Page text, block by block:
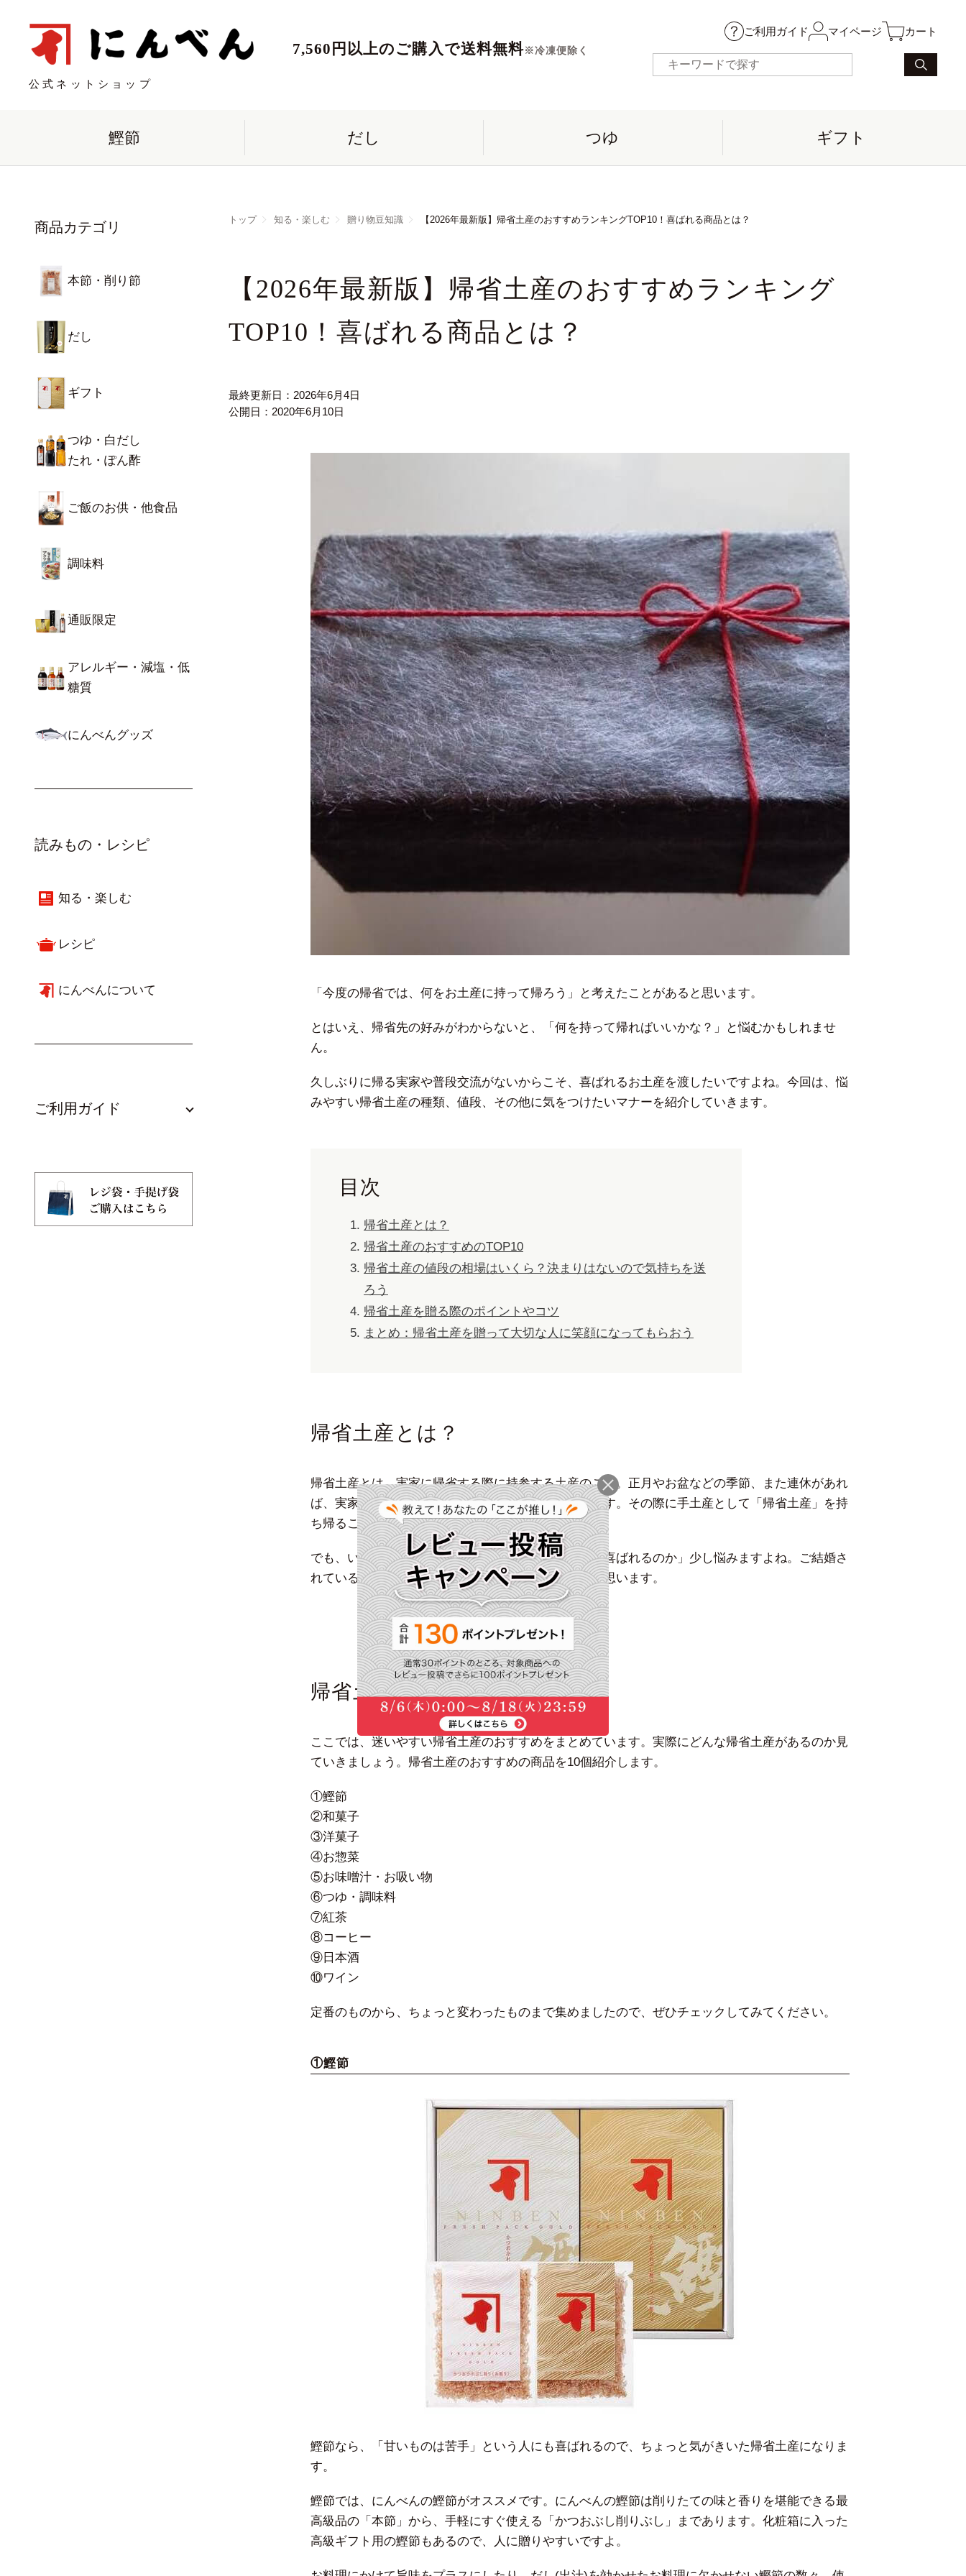
7,560円以上のご購入で送料無料※冷凍便除く
公式ネットショップ
ご利用ガイド マイページ カート
鰹節 だし つゆ ギフト
商品カテゴリ
本節・削り節
だし
ギフト
つゆ・白だし
たれ・ぽん酢
ご飯のお供・他食品
調味料
通販限定
アレルギー・減塩・低
糖質
にんべんグッズ
読みもの・レシピ
知る・楽しむ
レシピ
にんべんについて
ご利用ガイド
トップ 知る・楽しむ 贈り物豆知識 【2026年最新版】帰省土産のおすすめランキングTOP10！喜ばれる商品とは？
【2026年最新版】帰省土産のおすすめランキング
TOP10！喜ばれる商品とは？
最終更新日： 2026年6月4日
公開日： 2020年6月10日
「今度の帰省では、何をお土産に持って帰ろう」と考えたことがあると思います。
とはいえ、帰省先の好みがわからないと、「何を持って帰ればいいかな？」と悩むかもしれませ
ん。
久しぶりに帰る実家や普段交流がないからこそ、喜ばれるお土産を渡したいですよね。今回は、悩
みやすい帰省土産の種類、値段、その他に気をつけたいマナーを紹介していきます。
目次
帰省土産とは？
帰省土産のおすすめのTOP10
帰省土産の値段の相場はいくら？決まりはないので気持ちを送
ろう
帰省土産を贈る際のポイントやコツ
まとめ：帰省土産を贈って大切な人に笑顔になってもらおう
帰省土産とは？
帰省土産とは、実家に帰省する際に持参する土産のこと。正月やお盆などの季節、また連休があれ
ば、実家に顔を見せに帰るなんてこともあると思います。その際に手土産として「帰省土産」を持
ち帰ることもありますよね。
でも、いざ久しぶりに帰るとなると、「どんなものが喜ばれるのか」少し悩みますよね。ご結婚さ
れている方は、相手の実家に帰る時は特に気を遣うと思います。
帰省土産のおすすめのTOP10
ここでは、迷いやすい帰省土産のおすすめをまとめています。実際にどんな帰省土産があるのか見
ていきましょう。帰省土産のおすすめの商品を10個紹介します。
①鰹節
②和菓子
③洋菓子
④お惣菜
⑤お味噌汁・お吸い物
⑥つゆ・調味料
⑦紅茶
⑧コーヒー
⑨日本酒
⑩ワイン
定番のものから、ちょっと変わったものまで集めましたので、ぜひチェックしてみてください。
①鰹節
鰹節なら、「甘いものは苦手」という人にも喜ばれるので、ちょっと気がきいた帰省土産になりま
す。
鰹節では、にんべんの鰹節がオススメです。にんべんの鰹節は削りたての味と香りを堪能できる最
高級品の「本節」から、手軽にすぐ使える「かつおぶし削りぶし」まであります。化粧箱に入った
高級ギフト用の鰹節もあるので、人に贈りやすいですよ。